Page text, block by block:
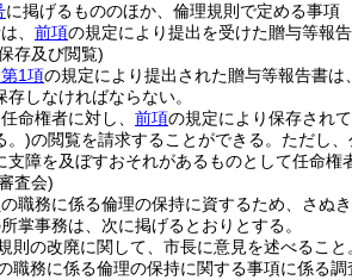
に掲げるもののほか、倫理規則で定める事項
、 前項の規定により提出を受けた贈与等報
存及び閲覧)
1項の規定により提出された贈与等報告書
存しなければならない。
命権者に対し、 前項の規定により保存され
。)の閲覧を請求することができる。 ただし
支障を及ぼすおそれがあるものとして任命権
査会)
職務に係る倫理の保持に資するため、さぬ
掌事務は、次に掲げるとおりとする。
則の改廃に関して、市長に意見を述べること
職務に係る倫理の保持に関する事項に係る調